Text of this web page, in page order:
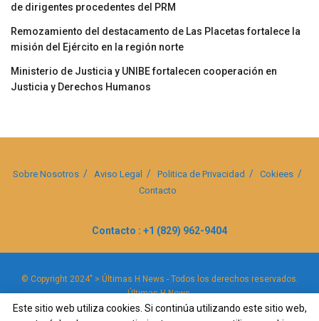
de dirigentes procedentes del PRM
Remozamiento del destacamento de Las Placetas fortalece la
misión del Ejército en la región norte
Ministerio de Justicia y UNIBE fortalecen cooperación en
Justicia y Derechos Humanos
Sobre Nosotros Aviso Legal Politica de Privacidad
Cokiees
Contacto
Contacto : +1 (829) 962-9404
© Copyright 2024" > Últimas H News - Todos los derechos reservados.
Últimas H News.
Este sitio web utiliza cookies. Si continúa utilizando este sitio web,